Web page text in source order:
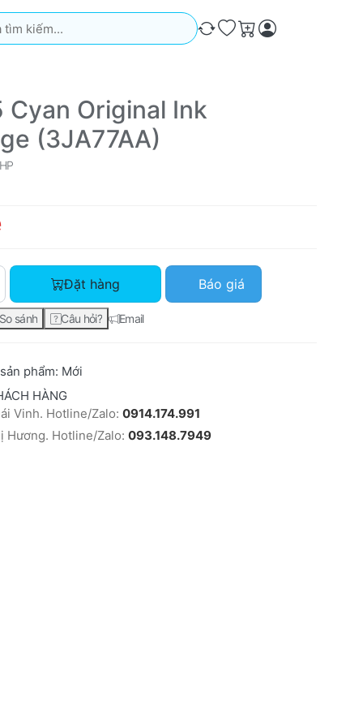
Kết quả sẽ tự động xuất hiện khi bạn nhập. Nhấn phím
So sánh
Ưa thích
Giỏ hàng
Cyan Original Ink
(3JA77AA)
HP 965 Cyan Original Ink Cartridge (3JA77AA) với giá Liên
Đặt hàng Báo giá
So sánh Câu hỏi? Email
phẩm: Mới
HÀNG
Vinh. Hotline/Zalo: 0914.174.991
Hương. Hotline/Zalo: 093.148.7949